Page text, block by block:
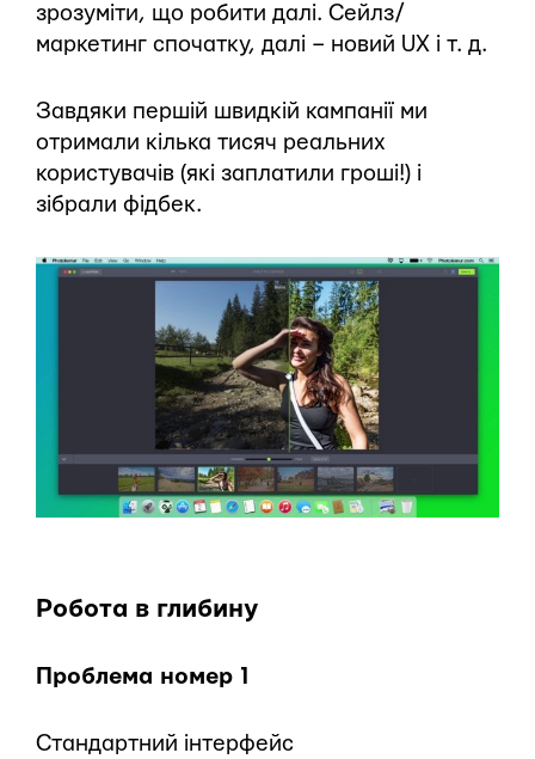
зрозуміти, що робити далі. Сейлз/
маркетинг спочатку, далі – новий UX і т. д.
Завдяки першій швидкій кампанії ми
отримали кілька тисяч реальних
користувачів (які заплатили гроші!) і
зібрали фідбек.
Робота в глибину
Проблема номер 1
Стандартний інтерфейс